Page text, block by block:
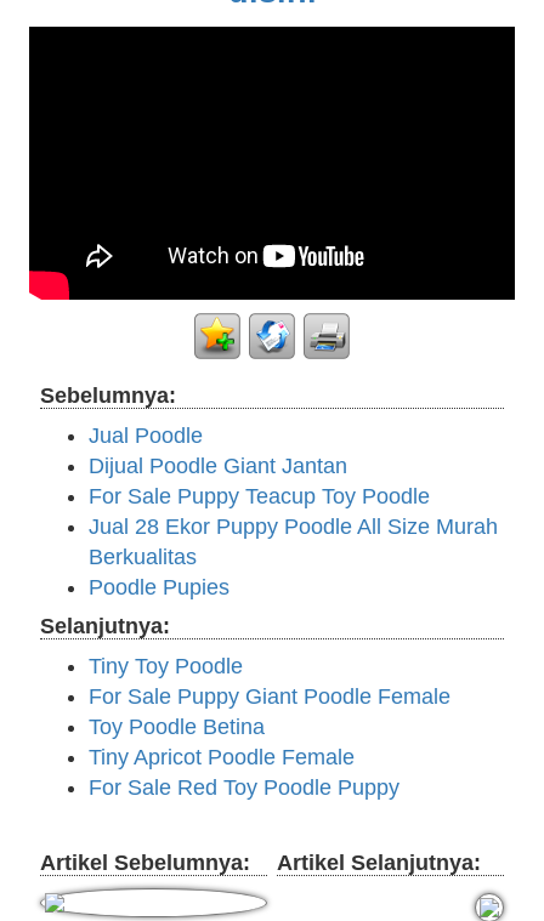
Sebelumnya:
Jual Poodle
Dijual Poodle Giant Jantan
For Sale Puppy Teacup Toy Poodle
Jual 28 Ekor Puppy Poodle All Size Murah
Berkualitas
Poodle Pupies
Selanjutnya:
Tiny Toy Poodle
For Sale Puppy Giant Poodle Female
Toy Poodle Betina
Tiny Apricot Poodle Female
For Sale Red Toy Poodle Puppy
Artikel Sebelumnya: Artikel Selanjutnya: